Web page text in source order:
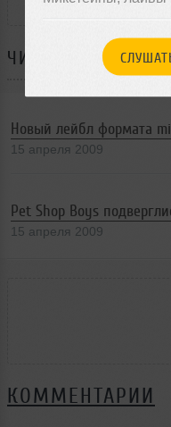
ЧИТАЙТЕ ТАКЖЕ:
Новый лейбл формата
15 апреля 2009
Pet Shop Boys
15 апреля 2009
КОММЕНТАРИИ